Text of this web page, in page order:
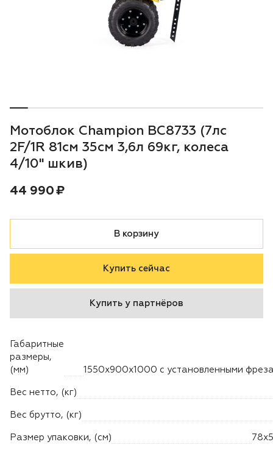
Генераторы
Скарификаторы
Мотопомпы
Мотодрели
Снегоотбрасыватели
Мотоблок Champion BC8733 (7лс
2F/1R 81см 35см 3,6л 69кг, колеса
4/10" шкив)
В корзину
Купить сейчас
Купить у партнёров
Габаритные
размеры,
(мм)
Вес нетто, (кг)
Вес брутто, (кг)
Размер упаковки, (см)
Цена:
44 990 ₽рублей